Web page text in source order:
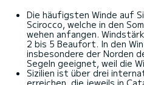
Die häufigsten Winde auf
Scirocco, welche in den
wehen anfangen.
2 bis 5 Beaufort. In den
insbesondere der Norden
Segeln geeignet, weil die
Sizilien ist über drei
erreichen, die jeweils in